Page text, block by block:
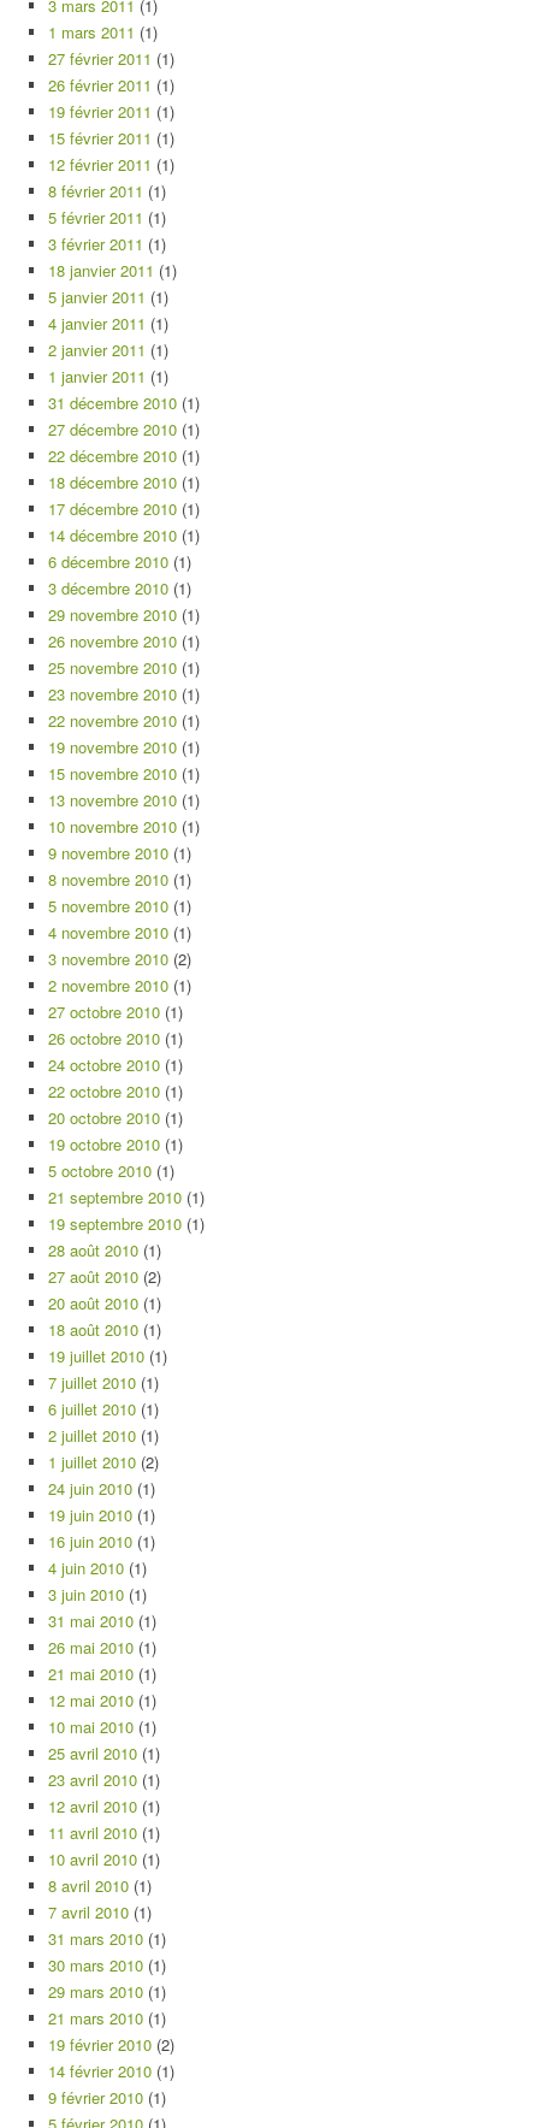
3 mars 2011 (1)
1 mars 2011 (1)
27 février 2011 (1)
26 février 2011 (1)
19 février 2011 (1)
15 février 2011 (1)
12 février 2011 (1)
8 février 2011 (1)
5 février 2011 (1)
3 février 2011 (1)
18 janvier 2011 (1)
5 janvier 2011 (1)
4 janvier 2011 (1)
2 janvier 2011 (1)
1 janvier 2011 (1)
31 décembre 2010 (1)
27 décembre 2010 (1)
22 décembre 2010 (1)
18 décembre 2010 (1)
17 décembre 2010 (1)
14 décembre 2010 (1)
6 décembre 2010 (1)
3 décembre 2010 (1)
29 novembre 2010 (1)
26 novembre 2010 (1)
25 novembre 2010 (1)
23 novembre 2010 (1)
22 novembre 2010 (1)
19 novembre 2010 (1)
15 novembre 2010 (1)
13 novembre 2010 (1)
10 novembre 2010 (1)
9 novembre 2010 (1)
8 novembre 2010 (1)
5 novembre 2010 (1)
4 novembre 2010 (1)
3 novembre 2010 (2)
2 novembre 2010 (1)
27 octobre 2010 (1)
26 octobre 2010 (1)
24 octobre 2010 (1)
22 octobre 2010 (1)
20 octobre 2010 (1)
19 octobre 2010 (1)
5 octobre 2010 (1)
21 septembre 2010 (1)
19 septembre 2010 (1)
28 août 2010 (1)
27 août 2010 (2)
20 août 2010 (1)
18 août 2010 (1)
19 juillet 2010 (1)
7 juillet 2010 (1)
6 juillet 2010 (1)
2 juillet 2010 (1)
1 juillet 2010 (2)
24 juin 2010 (1)
19 juin 2010 (1)
16 juin 2010 (1)
4 juin 2010 (1)
3 juin 2010 (1)
31 mai 2010 (1)
26 mai 2010 (1)
21 mai 2010 (1)
12 mai 2010 (1)
10 mai 2010 (1)
25 avril 2010 (1)
23 avril 2010 (1)
12 avril 2010 (1)
11 avril 2010 (1)
10 avril 2010 (1)
8 avril 2010 (1)
7 avril 2010 (1)
31 mars 2010 (1)
30 mars 2010 (1)
29 mars 2010 (1)
21 mars 2010 (1)
19 février 2010 (2)
14 février 2010 (1)
9 février 2010 (1)